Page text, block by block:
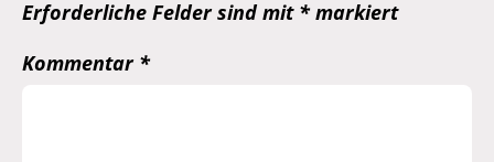
Erforderliche Felder sind mit *markiert
Kommentar *